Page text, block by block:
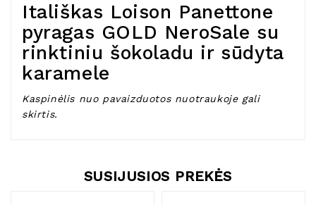
Itališkas Loison Panettone
pyragas GOLD NeroSale su
rinktiniu šokoladu ir sūdyta
karamele
Kaspinėlis nuo pavaizduotos nuotraukoje gali
skirtis.
SUSIJUSIOS PREKĖS